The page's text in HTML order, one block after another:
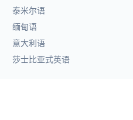
泰米尔语
缅甸语
意大利语
莎士比亚式英语